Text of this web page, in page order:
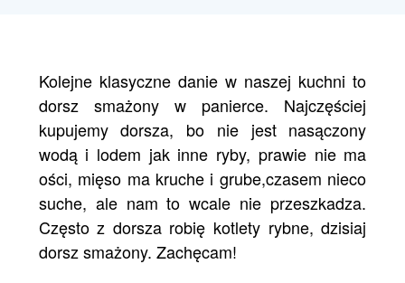
Kolejne klasyczne danie w naszej kuchni to
dorsz smażony w panierce. Najczęściej
kupujemy dorsza, bo nie jest nasączony
wodą i lodem jak inne ryby, prawie nie ma
ości, mięso ma kruche i grube,czasem nieco
suche, ale nam to wcale nie przeszkadza.
Często z dorsza robię kotlety rybne, dzisiaj
dorsz smażony. Zachęcam!